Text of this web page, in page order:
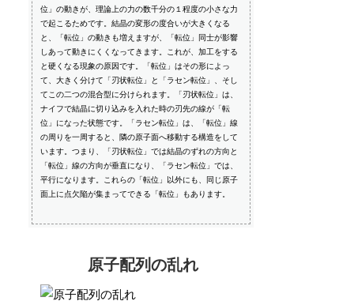
位」の動きが、理論上の力の数千分の１程度の小さな力
で起こるためです。結晶の変形の度合いが大きくなる
と、「転位」の動きも増えますが、「転位」同士が影響
しあって動きにくくなってきます。これが、加工をする
と硬くなる現象の原因です。「転位」はその形によっ
て、大きく分けて「刃状転位」と「ラセン転位」、そし
てこの二つの混合型に分けられます。「刃状転位」は、
ナイフで結晶に切り込みを入れた時の刃先の線が「転
位」になった状態です。「ラセン転位」は、「転位」線
の周りを一周すると、隣の原子面へ移動する構造をして
います。つまり、「刃状転位」では結晶のずれの方向と
「転位」線の方向が垂直になり、「ラセン転位」では、
平行になります。これらの「転位」以外にも、同じ原子
面上に点欠陥が集まってできる「転位」もあります。
原子配列の乱れ